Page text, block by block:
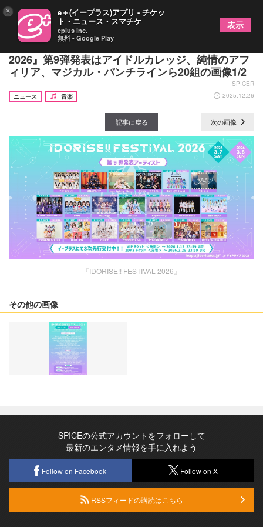
渋谷のアイドルサーキット『IDORISE!! FESTIVAL
2026』第9弾発表はアイドルカレッジ、純情のアフ
ィリア、マジカル・パンチラインら20組の画像1/2
SPICER
ニュース
音楽 2025.12.26
記事に戻る 次の画像
『IDORISE!! FESTIVAL 2026』
その他の画像
SPICEの公式アカウントをフォローして
最新のエンタメ情報を手に入れよう
Follow on Facebook Follow on X
RSSフィードの購読はこちら
× e＋(イープラス)アプリ - チケッ
ト・ニュース・スマチケ
eplus inc.
無料 - Google Play
表示